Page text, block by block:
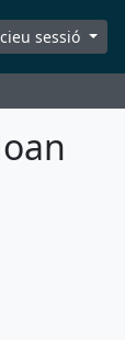
sessió